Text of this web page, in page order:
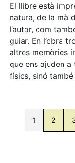
El llibre està
natura, de la mà
l’autor, com
guiar. En l’obra
altres memòries
que ens ajuden
físics, sinó també
1 2 3